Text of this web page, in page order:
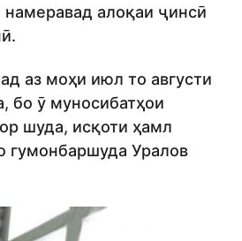
алоқаи ҷинсӣ
аз моҳи июл то августи
бо ӯ муносибатҳои
шуда, исқоти ҳамл
гумонбаршуда Уралов